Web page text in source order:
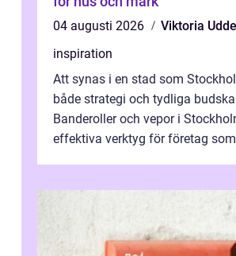
04 augusti 2026
Viktoria
inspiration
Att synas i en stad som
både strategi och tydliga
Banderoller och vepor i
effektiva verktyg för företag